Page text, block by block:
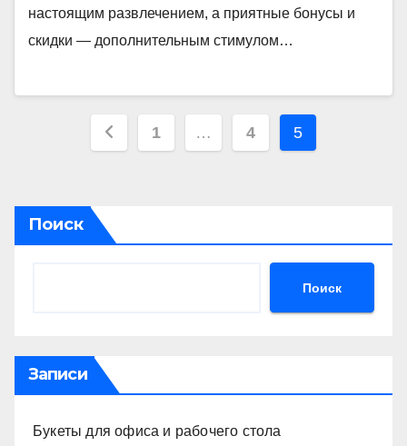
настоящим развлечением, а приятные бонусы и
скидки — дополнительным стимулом…
Пагинация
1 … 4 5
Поиск
Поиск
Записи
Букеты для офиса и рабочего стола